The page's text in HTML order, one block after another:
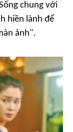
chung với
hiền lành để
ảnh".